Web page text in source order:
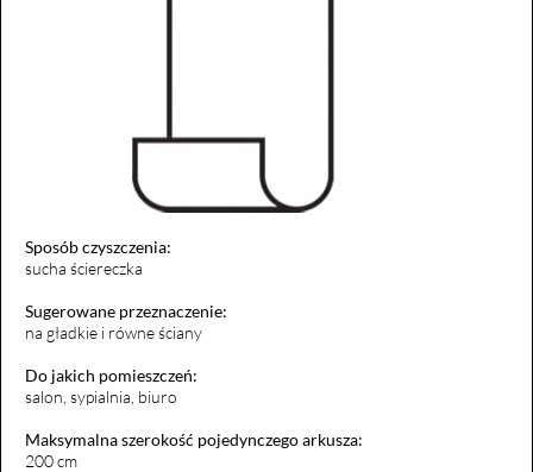
Sposób czyszczenia:
sucha ściereczka
Sugerowane przeznaczenie:
na gładkie i równe ściany
Do jakich pomieszczeń:
salon, sypialnia, biuro
Maksymalna szerokość pojedynczego arkusza:
200 cm